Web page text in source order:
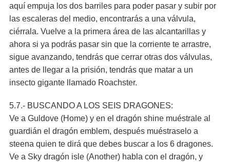
aquí empuja los dos barriles para poder pasar y subir por
las escaleras del medio, encontrarás a una válvula,
ciérrala. Vuelve a la primera área de las alcantarillas y
ahora si ya podrás pasar sin que la corriente te arrastre,
sigue avanzando, tendrás que cerrar otras dos válvulas,
antes de llegar a la prisión, tendrás que matar a un
insecto gigante llamado Roachster.
5.7.- BUSCANDO A LOS SEIS DRAGONES:
Ve a Guldove (Home) y en el dragón shine muéstrale al
guardián el dragón emblem, después muéstraselo a
steena quien te dirá que debes buscar a los 6 dragones.
Ve a Sky dragón isle (Another) habla con el dragón, y